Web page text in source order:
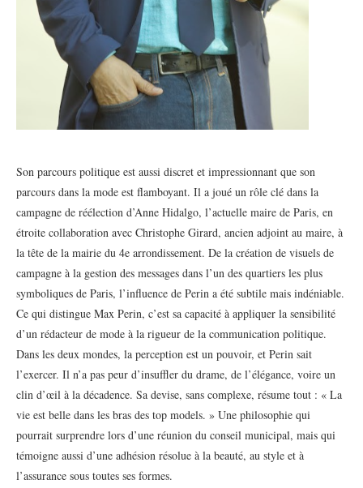
Son parcours politique est aussi discret et impressionnant que son
parcours dans la mode est flamboyant. Il a joué un rôle clé dans la
campagne de réélection d’Anne Hidalgo, l’actuelle maire de Paris, en
étroite collaboration avec Christophe Girard, ancien adjoint au maire, à
la tête de la mairie du 4e arrondissement. De la création de visuels de
campagne à la gestion des messages dans l’un des quartiers les plus
symboliques de Paris, l’influence de Perin a été subtile mais indéniable.
Ce qui distingue Max Perin, c’est sa capacité à appliquer la sensibilité
d’un rédacteur de mode à la rigueur de la communication politique.
Dans les deux mondes, la perception est un pouvoir, et Perin sait
l’exercer. Il n’a pas peur d’insuffler du drame, de l’élégance, voire un
clin d’œil à la décadence. Sa devise, sans complexe, résume tout : « La
vie est belle dans les bras des top models. » Une philosophie qui
pourrait surprendre lors d’une réunion du conseil municipal, mais qui
témoigne aussi d’une adhésion résolue à la beauté, au style et à
l’assurance sous toutes ses formes.